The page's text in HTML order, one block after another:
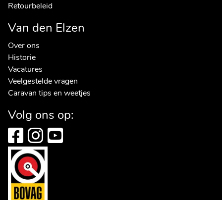
Retourbeleid
Van den Elzen
Over ons
Historie
Vacatures
Veelgestelde vragen
Caravan tips en weetjes
Volg ons op: